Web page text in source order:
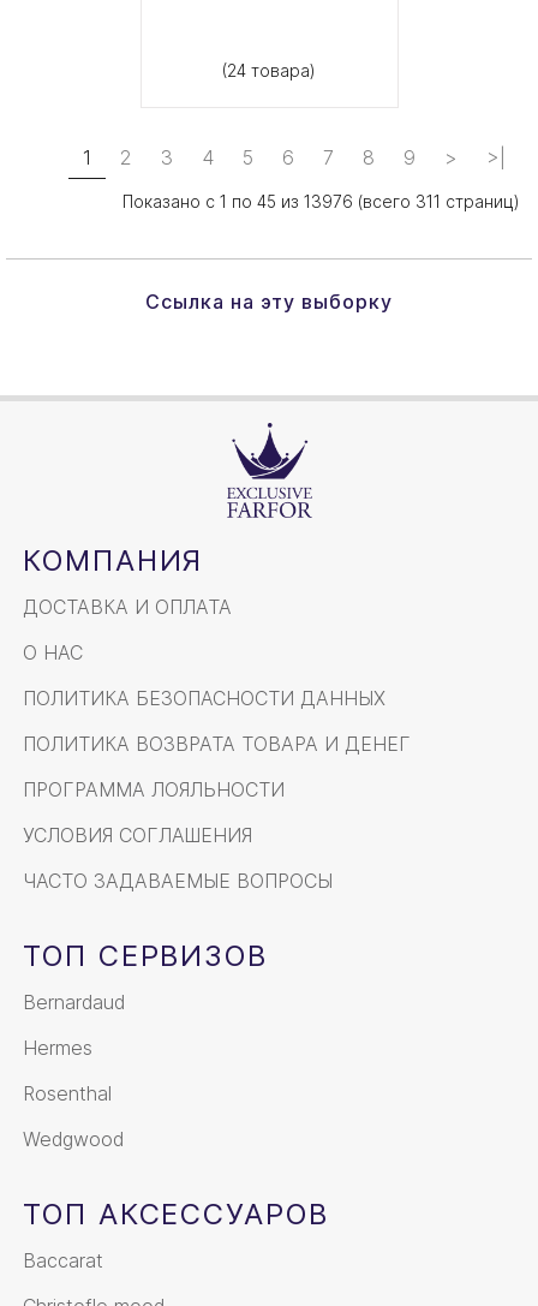
(24 товара)
1 2 3 4 5 6 7 8 9 > >|
Показано с 1 по 45 из 13976 (всего 311 страниц)
Ссылка на эту выборку
КОМПАНИЯ
ДОСТАВКА И ОПЛАТА
О НАС
ПОЛИТИКА БЕЗОПАСНОСТИ ДАННЫХ
ПОЛИТИКА ВОЗВРАТА ТОВАРА И ДЕНЕГ
ПРОГРАММА ЛОЯЛЬНОСТИ
УСЛОВИЯ СОГЛАШЕНИЯ
ЧАСТО ЗАДАВАЕМЫЕ ВОПРОСЫ
ТОП СЕРВИЗОВ
Bernardaud
Hermes
Rosenthal
Wedgwood
ТОП АКСЕССУАРОВ
Baccarat